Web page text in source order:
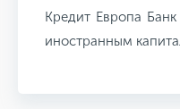
Кредит Европа
иностранным